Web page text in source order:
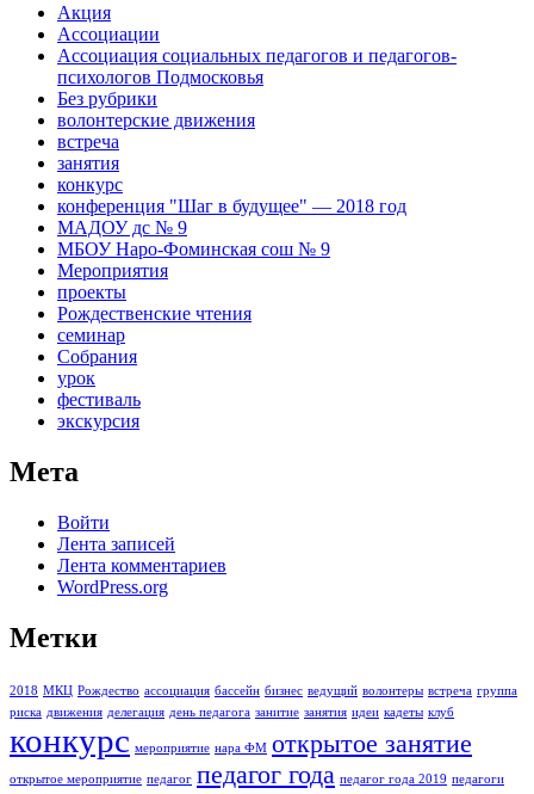
Акция
Ассоциации
Ассоциация социальных педагогов и педагогов-
психологов Подмосковья
Без рубрики
волонтерские движения
встреча
занятия
конкурс
конференция "Шаг в будущее" — 2018 год
МАДОУ дс № 9
МБОУ Наро-Фоминская сош № 9
Мероприятия
проекты
Рождественские чтения
семинар
Собрания
урок
фестиваль
экскурсия
Мета
Войти
Лента записей
Лента комментариев
WordPress.org
Метки
2018 МКЦ Рождество ассоциация бассейн бизнес ведущий волонтеры встреча группа
риска движения делегация день педагога занитие занятия идеи кадеты клуб
конкурс мероприятие нара ФМ открытое занятие
открытое мероприятие педагог педагог года педагог года 2019 педагоги